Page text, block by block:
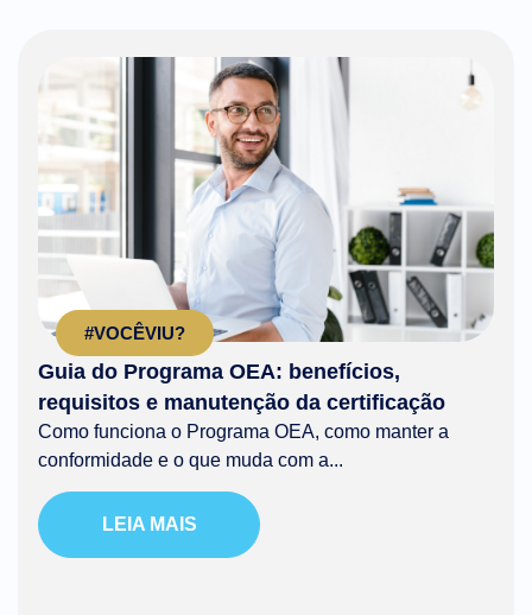
#VOCÊVIU?
Guia do Programa OEA: benefícios,
requisitos e manutenção da certificação
Como funciona o Programa OEA, como manter a
conformidade e o que muda com a...
LEIA MAIS